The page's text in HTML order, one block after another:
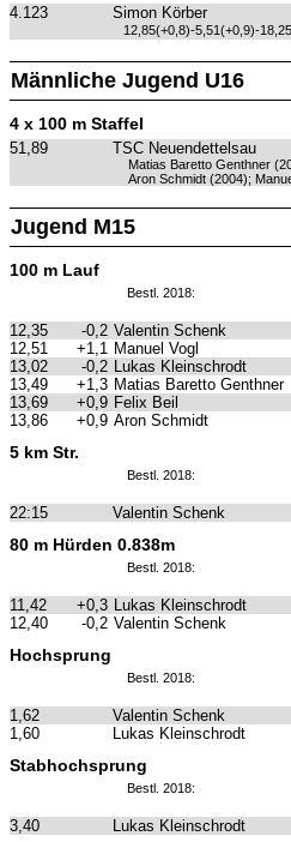
4.123 Simon Körber
12,85(+0,8)-5,51(+0,9)-
Männliche Jugend U16
4 x 100 m Staffel
51,89 TSC Neuendettelsau
Matias Baretto Genthner
Aron Schmidt (2004);
Jugend M15
100 m Lauf
Bestl. 2018:
12,35 -0,2 Valentin Schenk
12,51
+1,1 Manuel Vogl
13,02
-0,2 Lukas Kleinschrodt
13,49
+1,3 Matias Baretto Genthner
13,69
+0,9 Felix Beil
13,86
+0,9 Aron Schmidt
5 km Str.
Bestl. 2018:
22:15 Valentin Schenk
80 m Hürden 0.838m
Bestl. 2018:
11,42 +0,3 Lukas Kleinschrodt
12,40
-0,2 Valentin Schenk
Hochsprung
Bestl. 2018:
1,62 Valentin Schenk
1,60
Lukas Kleinschrodt
Stabhochsprung
Bestl. 2018:
3,40 Lukas Kleinschrodt